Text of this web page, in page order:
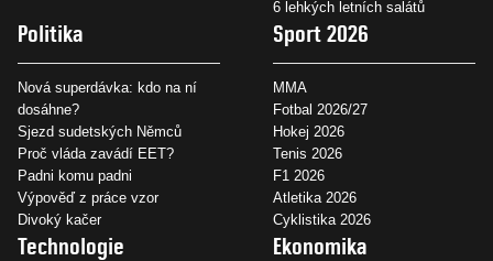
6 lehkých letních salátů
Politika
Nová superdávka: kdo na ní
dosáhne?
Sjezd sudetských Němců
Proč vláda zavádí EET?
Padni komu padni
Výpověď z práce vzor
Divoký kačer
Sport 2026
MMA
Fotbal 2026/27
Hokej 2026
Tenis 2026
F1 2026
Atletika 2026
Cyklistika 2026
Technologie Ekonomika